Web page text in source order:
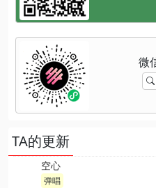
TA的更新
空心
弹唱